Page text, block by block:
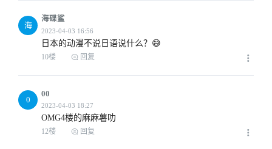
海
海碟鲨
日本的动漫不说日语说什么？😅
10楼 回复
0
00
OMG4楼的麻麻薯叻
12楼 回复